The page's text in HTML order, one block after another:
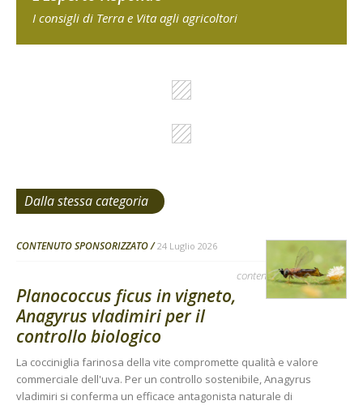
I consigli di Terra e Vita agli agricoltori
Dalla stessa categoria
CONTENUTO SPONSORIZZATO 24 Luglio 2026
contenuto sponsorizzato
Planococcus ficus in vigneto,
Anagyrus vladimiri per il
controllo biologico
La cocciniglia farinosa della vite compromette qualità e valore
commerciale dell'uva. Per un controllo sostenibile, Anagyrus
vladimiri si conferma un efficace antagonista naturale di